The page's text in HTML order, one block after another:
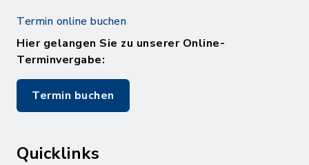
Termin online buchen
Hier gelangen Sie zu unserer Online-
Terminvergabe:
Termin buchen
Quicklinks